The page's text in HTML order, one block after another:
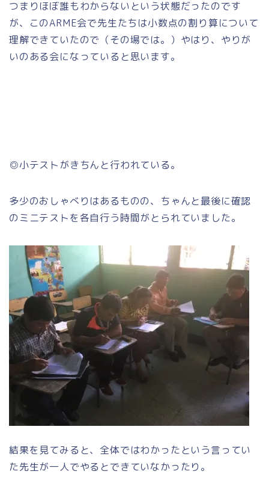
つまりほぼ誰もわからないという状態だったのです
が、このARME会で先生たちは小数点の割り算について
理解できていたので（その場では。）やはり、やりが
いのある会になっていると思います。
◎小テストがきちんと行われている。
多少のおしゃべりはあるものの、ちゃんと最後に確認
のミニテストを各自行う時間がとられていました。
結果を見てみると、全体ではわかったという言ってい
た先生が一人でやるとできていなかったり。